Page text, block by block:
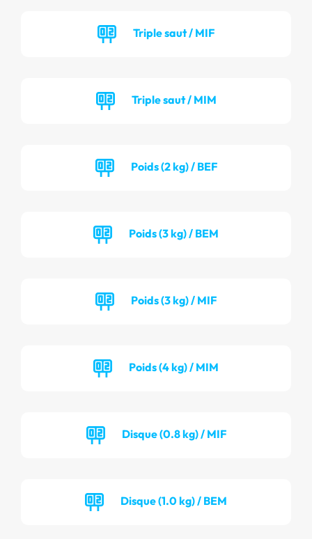
Triple saut / MIF
Triple saut / MIM
Poids (2 kg) / BEF
Poids (3 kg) / BEM
Poids (3 kg) / MIF
Poids (4 kg) / MIM
Disque (0.8 kg) / MIF
Disque (1.0 kg) / BEM